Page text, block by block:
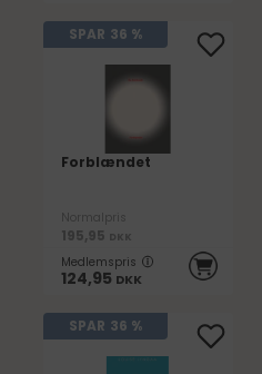
SPAR 36 %
Forblændet
Normalpris
195,95 DKK
Medlemspris
124,95 DKK
SPAR 36 %